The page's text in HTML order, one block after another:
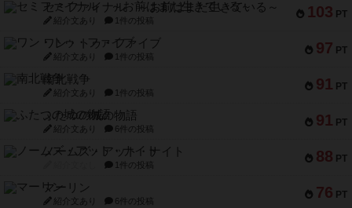
103 PT
セミファイナル ～お前はまだ生きている～
紹介文あり 1件の投稿
97 PT
ワン・トゥ・ファイブ
紹介文あり 1件の投稿
91 PT
南北戦争
紹介文あり 1件の投稿
91 PT
ふたつの城の物語
紹介文あり 6件の投稿
88 PT
ノームズ・アット・ナイト
1件の投稿
76 PT
マーリン
紹介文あり 6件の投稿